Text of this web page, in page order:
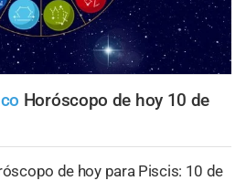
Horóscopo de hoy 10 de
de hoy para Piscis: 10 de